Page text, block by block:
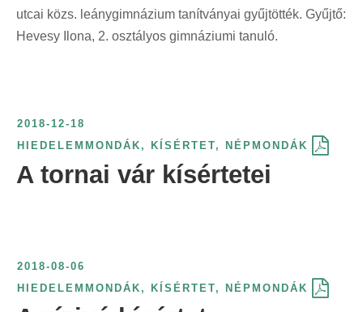
utcai közs. leánygimnázium tanítványai gyűjtötték. Gyűjtő:
Hevesy Ilona, 2. osztályos gimnáziumi tanuló.
2018-12-18
HIEDELEMMONDÁK , KÍSÉRTET, NÉPMONDÁK
A tornai vár kísértetei
2018-08-06
HIEDELEMMONDÁK , KÍSÉRTET, NÉPMONDÁK